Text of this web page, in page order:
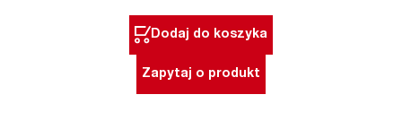
70
P-
Dodaj do koszyka
Zapytaj o produkt